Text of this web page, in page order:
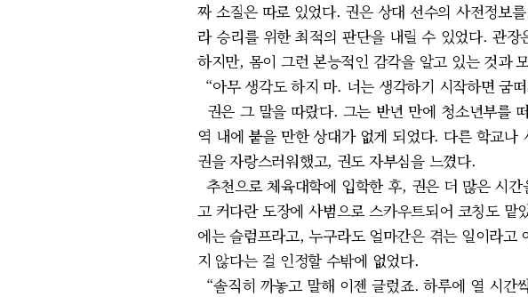
짜 소질은 따로 있었다. 권은 상대 선수의 사전정보
라 승리를 위한 최적의 판단을 내릴 수 있었다. 관
하지만, 몸이 그런 본능적인 감각을 알고 있는 것과
“아무 생각도 하지 마. 너는 생각하기 시작하면 굼
권은 그 말을 따랐다. 그는 반년 만에 청소년부를
역 내에 붙을 만한 상대가 없게 되었다. 다른 학교
권을 자랑스러워했고, 권도 자부심을 느꼈다.
추천으로 체육대학에 입학한 후, 권은 더 많은 시
고 커다란 도장에 사범으로 스카우트되어 코칭도
에는 슬럼프라고, 누구라도 얼마간은 겪는 일이라
지 않다는 걸 인정할 수밖에 없었다.
“솔직히 까놓고 말해 이젠 글렀죠. 하루에 열 시